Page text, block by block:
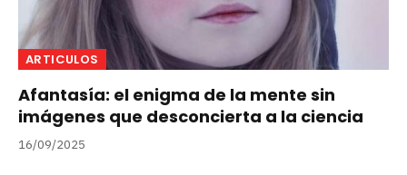
ARTICULOS
Afantasía: el enigma de la mente sin
imágenes que desconcierta a la ciencia
16/09/2025